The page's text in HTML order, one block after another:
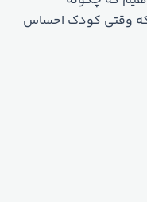
که وقتی کودک احساس